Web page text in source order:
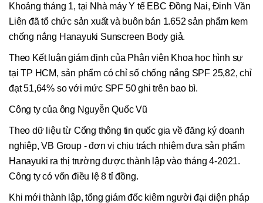
Khoảng tháng 1, tại Nhà máy Y tế EBC Đồng Nai, Đinh Văn
Liên đã tổ chức sản xuất và buôn bán 1.652 sản phẩm kem
chống nắng Hanayuki Sunscreen Body giả.
Theo Kết luận giám định của Phân viện Khoa học hình sự
tại TP HCM, sản phẩm có chỉ số chống nắng SPF 25,82, chỉ
đạt 51,64% so với mức SPF 50 ghi trên bao bì.
Công ty của ông Nguyễn Quốc Vũ
Theo dữ liệu từ Cổng thông tin quốc gia về đăng ký doanh
nghiệp, VB Group - đơn vị chịu trách nhiệm đưa sản phẩm
Hanayuki ra thị trường được thành lập vào tháng 4-2021.
Công ty có vốn điều lệ 8 tỉ đồng.
Khi mới thành lập, tổng giám đốc kiêm người đại diện pháp